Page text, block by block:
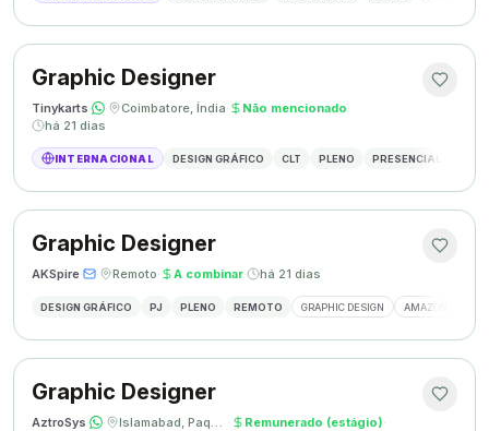
Graphic Designer
Tinykarts· · Coimbatore, Índia· Não mencionado·
há 21 dias
INTERNACIONAL DESIGN GRÁFICO CLT PLENO PRESENCIAL
Graphic Designer
AKSpire· · Remoto· A combinar· há 21 dias
DESIGN GRÁFICO PJ PLENO REMOTO GRAPHIC DESIGN AMAZON A+
Graphic Designer
AztroSys· · Islamabad, Paquistão · Remunerado (estágio)·